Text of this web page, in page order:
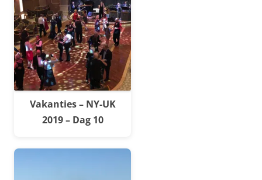
Vakanties – NY-UK
2019 – Dag 10